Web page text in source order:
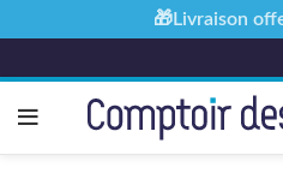
🎁Livraison